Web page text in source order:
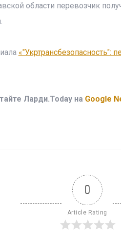
области перевозчик
Ларди.Today на Google
0
Article Rating